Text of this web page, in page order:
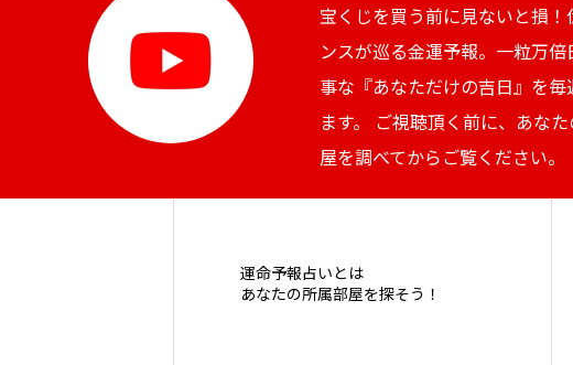
宝くじを買う前に見ないと損！
ンスが巡る金運予報。一粒万倍
事な『あなただけの吉日』を毎
ます。 ご視聴頂く前に、あな
屋を調べてからご覧ください。
運命予報占いとは
あなたの所属部屋を探そう！